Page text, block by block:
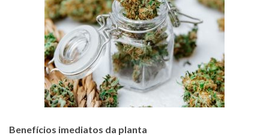
Benefícios imediatos da planta